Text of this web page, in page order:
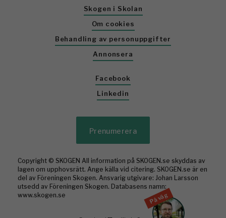
På väg
Skogen i Skolan
Om cookies
Behandling av personuppgifter
Annonsera
Facebook
Linkedin
Prenumerera
Copyright © SKOGEN All information på SKOGEN.se skyddas av
lagen om upphovsrätt. Ange källa vid citering. SKOGEN.se är en
del av Föreningen Skogen. Ansvarig utgivare: Johan Larsson
utsedd av Föreningen Skogen. Databasens namn:
www.skogen.se